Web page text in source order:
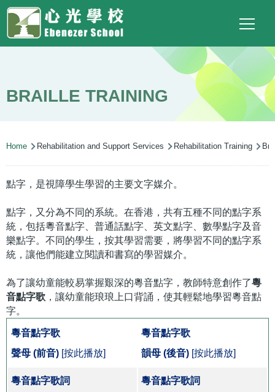
Skip to main content
Top
Social
Link
(ENG)
Language
switcher
Main
navigation
BRAILLE TRAINING
Breadcrumb
Home Rehabilitation and Support Services Rehabilitation Training
點字，是視障學生學習的主要文字媒介。
點字，又分為不同的系統。在香港，共有五種不同的點字系
統，包括粵音點字、普通話點字、英文點字、數學點字及音
樂點字。不同的學生，按其學習需要，將學習不同的點字系
統，讓他們能建立閱讀和書寫的學習媒介。
為了讓幼童能較易掌握艱深的粵音點字，教師特意創作了粵
音點字歌 ，讓幼童能琅琅上口背誦，使其輕鬆地學習粵音點
字。
粵音點字歌
聲母 (前音) [按此播放]
粵音點字歌
韻母 (後音) [按此播放]
粵音點字歌詞
粵音點字歌詞